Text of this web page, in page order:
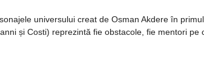
universului creat de Osman Akdere în
și Costi) reprezintă fie obstacole, fie mentori pe